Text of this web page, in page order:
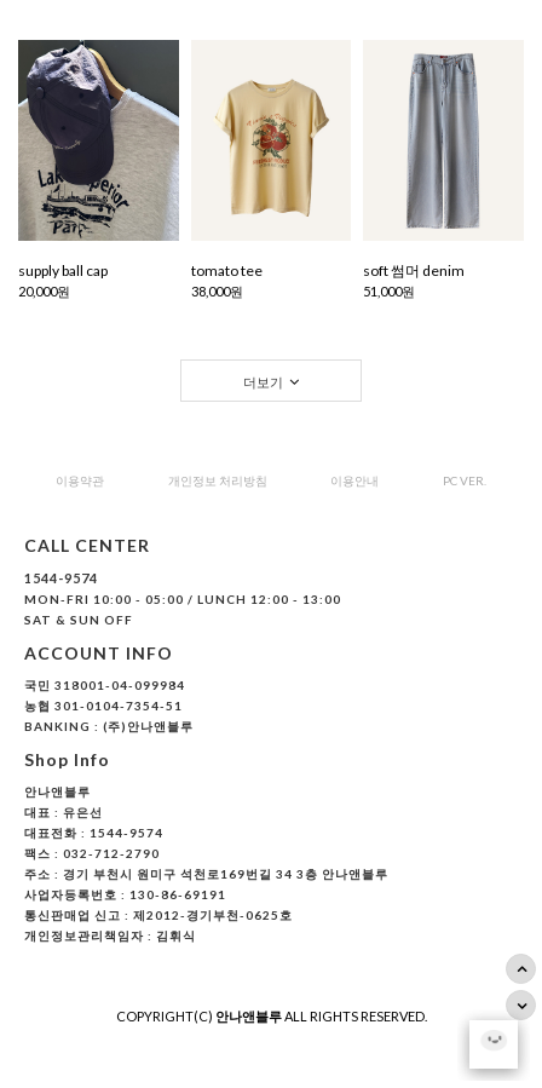
supply ball cap
20,000원
tomato tee
38,000원
soft 썸머 denim
51,000원
더보기
이용약관 개인정보 처리방침 이용안내 PC VER.
CALL CENTER
1544-9574
MON-FRI 10:00 - 05:00 / LUNCH 12:00 - 13:00
SAT & SUN OFF
ACCOUNT INFO
국민 318001-04-099984
농협 301-0104-7354-51
BANKING : (주)안나앤블루
Shop Info
안나앤블루
대표 : 유은선
대표전화 : 1544-9574
팩스 : 032-712-2790
주소 : 경기 부천시 원미구 석천로169번길 34 3층 안나앤블루
사업자등록번호 : 130-86-69191
통신판매업 신고 : 제2012-경기부천-0625호
개인정보관리책임자 : 김휘식
COPYRIGHT(C) 안나앤블루ALL RIGHTS RESERVED.